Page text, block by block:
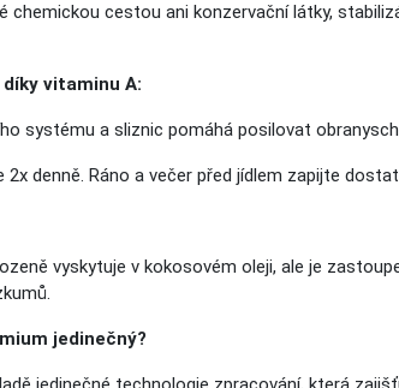
chemickou cestou ani konzervační látky,
díky vitaminu A:
systému a sliznic pomáhá posilovat
2x denně. Ráno a večer před jídlem zapijte
vyskytuje v kokosovém oleji, ale je
jedinečný?